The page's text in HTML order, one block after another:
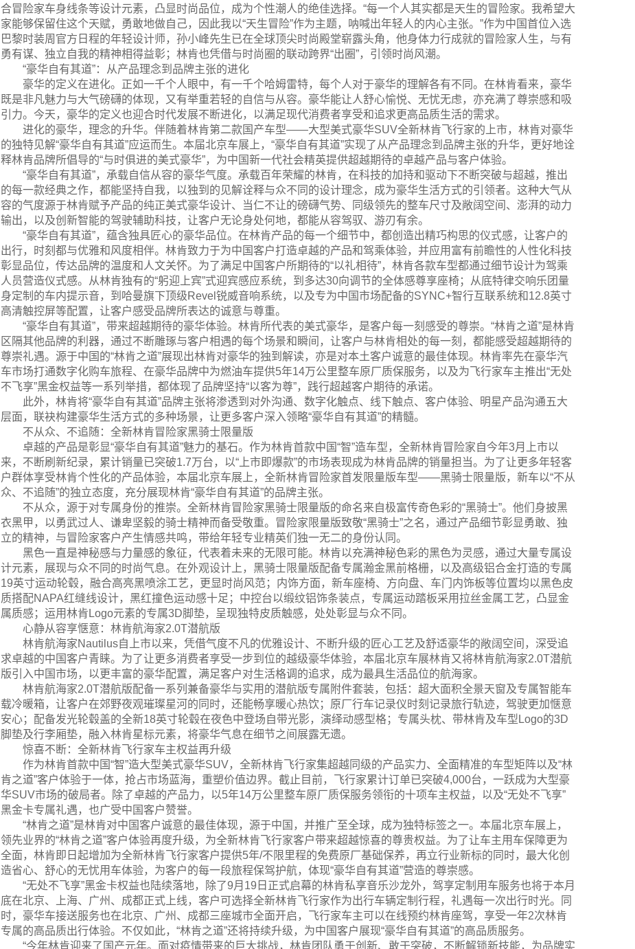
合冒险家车身线条等设计元素，凸显时尚品位，成为个性潮人的绝佳选择。“每一个人其实都是天生的冒险家。我希望大
家能够保留住这个天赋，勇敢地做自己，因此我以“天生冒险”作为主题，呐喊出年轻人的内心主张。”作为中国首位入选
巴黎时装周官方日程的年轻设计师，孙小峰先生已在全球顶尖时尚殿堂崭露头角，他身体力行成就的冒险家人生，与有
勇有谋、独立自我的精神相得益彰；林肯也凭借与时尚圈的联动跨界“出圈”，引领时尚风潮。
“豪华自有其道”：从产品理念到品牌主张的进化
豪华的定义在进化。正如一千个人眼中，有一千个哈姆雷特，每个人对于豪华的理解各有不同。在林肯看来，豪华
既是非凡魅力与大气磅礴的体现，又有举重若轻的自信与从容。豪华能让人舒心愉悦、无忧无虑，亦充满了尊崇感和吸
引力。今天，豪华的定义也迎合时代发展不断进化，以满足现代消费者享受和追求更高品质生活的需求。
进化的豪华，理念的升华。伴随着林肯第二款国产车型——大型美式豪华SUV全新林肯飞行家的上市，林肯对豪华
的独特见解“豪华自有其道”应运而生。本届北京车展上，“豪华自有其道”实现了从产品理念到品牌主张的升华，更好地诠
释林肯品牌所倡导的“与时俱进的美式豪华”，为中国新一代社会精英提供超越期待的卓越产品与客户体验。
“豪华自有其道”，承载自信从容的豪华气度。承载百年荣耀的林肯，在科技的加持和驱动下不断突破与超越，推出
的每一款经典之作，都能坚持自我，以独到的见解诠释与众不同的设计理念，成为豪华生活方式的引领者。这种大气从
容的气度源于林肯赋予产品的纯正美式豪华设计、当仁不让的磅礴气势、同级领先的整车尺寸及敞阔空间、澎湃的动力
输出，以及创新智能的驾驶辅助科技，让客户无论身处何地，都能从容驾驭、游刃有余。
“豪华自有其道”，蕴含独具匠心的豪华品位。在林肯产品的每一个细节中，都创造出精巧构思的仪式感，让客户的
出行，时刻都与优雅和风度相伴。林肯致力于为中国客户打造卓越的产品和驾乘体验，并应用富有前瞻性的人性化科技
彰显品位，传达品牌的温度和人文关怀。为了满足中国客户所期待的“以礼相待”，林肯各款车型都通过细节设计为驾乘
人员营造仪式感。从林肯独有的“躬迎上宾”式迎宾感应系统，到多达30向调节的全体感尊享座椅；从底特律交响乐团量
身定制的车内提示音，到哈曼旗下顶级Revel锐威音响系统，以及专为中国市场配备的SYNC+智行互联系统和12.8英寸
高清触控屏等配置，让客户感受品牌所表达的诚意与尊重。
“豪华自有其道”，带来超越期待的豪华体验。林肯所代表的美式豪华，是客户每一刻感受的尊崇。“林肯之道”是林肯
区隔其他品牌的利器，通过不断雕琢与客户相遇的每个场景和瞬间，让客户与林肯相处的每一刻，都能感受超越期待的
尊崇礼遇。源于中国的“林肯之道”展现出林肯对豪华的独到解读，亦是对本土客户诚意的最佳体现。林肯率先在豪华汽
车市场打通数字化购车旅程、在豪华品牌中为燃油车提供5年14万公里整车原厂质保服务，以及为飞行家车主推出“无处
不飞享”黑金权益等一系列举措，都体现了品牌坚持“以客为尊”，践行超越客户期待的承诺。
此外，林肯将“豪华自有其道”品牌主张将渗透到对外沟通、数字化触点、线下触点、客户体验、明星产品沟通五大
层面，联袂构建豪华生活方式的多种场景，让更多客户深入领略“豪华自有其道”的精髓。
不从众、不追随：全新林肯冒险家黑骑士限量版
卓越的产品是彰显“豪华自有其道”魅力的基石。作为林肯首款中国“智”造车型，全新林肯冒险家自今年3月上市以
来，不断刷新纪录，累计销量已突破1.7万台，以“上市即爆款”的市场表现成为林肯品牌的销量担当。为了让更多年轻客
户群体享受林肯个性化的产品体验，本届北京车展上，全新林肯冒险家首发限量版车型——黑骑士限量版，新车以“不从
众、不追随”的独立态度，充分展现林肯“豪华自有其道”的品牌主张。
不从众，源于对专属身份的推崇。全新林肯冒险家黑骑士限量版的命名来自极富传奇色彩的“黑骑士”。他们身披黑
衣黑甲，以勇武过人、谦卑坚毅的骑士精神而备受敬重。冒险家限量版致敬“黑骑士”之名，通过产品细节彰显勇敢、独
立的精神，与冒险家客户产生情感共鸣，带给年轻专业精英们独一无二的身份认同。
黑色一直是神秘感与力量感的象征，代表着未来的无限可能。林肯以充满神秘色彩的黑色为灵感，通过大量专属设
计元素，展现与众不同的时尚气息。在外观设计上，黑骑士限量版配备专属瀚金黑前格栅，以及高级铝合金打造的专属
19英寸运动轮毂，融合高亮黑喷涂工艺，更显时尚风范；内饰方面，新车座椅、方向盘、车门内饰板等位置均以黑色皮
质搭配NAPA红缝线设计，黑红撞色运动感十足；中控台以缎纹铝饰条装点，专属运动踏板采用拉丝金属工艺，凸显金
属质感；运用林肯Logo元素的专属3D脚垫，呈现独特皮质触感，处处彰显与众不同。
心静从容享惬意：林肯航海家2.0T潜航版
林肯航海家Nautilus自上市以来，凭借气度不凡的优雅设计、不断升级的匠心工艺及舒适豪华的敞阔空间，深受追
求卓越的中国客户青睐。为了让更多消费者享受一步到位的越级豪华体验，本届北京车展林肯又将林肯航海家2.0T潜航
版引入中国市场，以更丰富的豪华配置，满足客户对生活格调的追求，成为最具生活品位的航海家。
林肯航海家2.0T潜航版配备一系列兼备豪华与实用的潜航版专属附件套装，包括：超大面积全景天窗及专属智能车
载冷暖箱，让客户在郊野夜观璀璨星河的同时，还能畅享暖心热饮；原厂行车记录仪时刻记录旅行轨迹，驾驶更加惬意
安心；配备发光轮毂盖的全新18英寸轮毂在夜色中登场自带光影，演绎动感型格；专属头枕、带林肯及车型Logo的3D
脚垫及行李厢垫，融入林肯星标元素，将豪华气息在细节之间展露无遗。
惊喜不断：全新林肯飞行家车主权益再升级
作为林肯首款中国“智”造大型美式豪华SUV，全新林肯飞行家集超越同级的产品实力、全面精准的车型矩阵以及“林
肯之道”客户体验于一体，抢占市场蓝海，重塑价值边界。截止目前，飞行家累计订单已突破4,000台，一跃成为大型豪
华SUV市场的破局者。除了卓越的产品力，以5年14万公里整车原厂质保服务领衔的十项车主权益，以及“无处不飞享”
黑金卡专属礼遇，也广受中国客户赞誉。
“林肯之道”是林肯对中国客户诚意的最佳体现，源于中国，并推广至全球，成为独特标签之一。本届北京车展上，
领先业界的“林肯之道”客户体验再度升级，为全新林肯飞行家客户带来超越惊喜的尊贵权益。为了让车主用车保障更为
全面，林肯即日起增加为全新林肯飞行家客户提供5年/不限里程的免费原厂基础保养，再立行业新标的同时，最大化创
造省心、舒心的无忧用车体验，为客户的每一段旅程保驾护航，体现“豪华自有其道”营造的尊崇感。
“无处不飞享”黑金卡权益也陆续落地，除了9月19日正式启幕的林肯私享音乐沙龙外，驾享定制用车服务也将于本月
底在北京、上海、广州、成都正式上线，客户可选择全新林肯飞行家作为出行车辆定制行程，礼遇每一次出行时光。同
时，豪华车接送服务也在北京、广州、成都三座城市全面开启，飞行家车主可以在线预约林肯座驾，享受一年2次林肯
专属的高品质出行体验。不仅如此，“林肯之道”还将持续升级，为中国客户展现“豪华自有其道”的高品质服务。
“今年林肯迎来了国产元年。面对疫情带来的巨大挑战，林肯团队勇于创新、敢于突破，不断解锁新技能，为品牌实